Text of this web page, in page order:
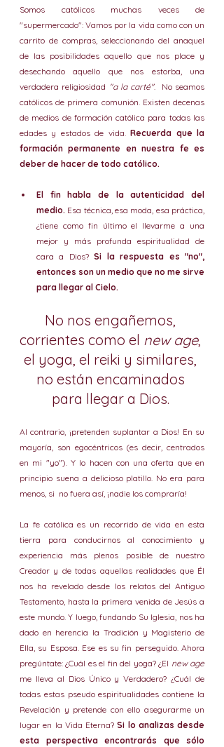
Somos católicos muchas veces de
"supermercado": Vamos por la vida como con un
carrito de compras, seleccionando del anaquel
de las posibilidades aquello que nos place y
desechando aquello que nos estorba, una
verdadera religiosidad "a la carté".  No seamos
católicos de primera comunión. Existen decenas
de medios de formación católica para todas las
edades y estados de vida. Recuerda que la
formación permanente en nuestra fe es
deber de hacer de todo católico.
El fin habla de la autenticidad del
medio. Esa técnica, esa moda, esa práctica,
¿tiene como fin último el llevarme a una
mejor y más profunda espiritualidad de
cara a Dios? Si la respuesta es "no",
entonces son un medio que no me sirve
para llegar al Cielo.
No nos engañemos,
corrientes como el new age,
el yoga, el reiki y similares,
no están encaminados
para llegar a Dios.
Al contrario, ¡pretenden suplantar a Dios! En su
mayoría, son egocéntricos (es decir, centrados
en mi "yo"). Y lo hacen con una oferta que en
principio suena a delicioso platillo. No era para
menos, si  no fuera así, ¡nadie los compraría!
La fe católica es un recorrido de vida en esta
tierra para conducirnos al conocimiento y
experiencia más plenos posible de nuestro
Creador y de todas aquellas realidades que Él
nos ha revelado desde los relatos del Antiguo
Testamento, hasta la primera venida de Jesús a
este mundo. Y luego, fundando Su Iglesia, nos ha
dado en herencia la Tradición y Magisterio de
Ella, su Esposa. Ese es su fin perseguido. Ahora
pregúntate: ¿Cuál es el fin del yoga? ¿El new age
me lleva al Dios Único y Verdadero? ¿Cuál de
todas estas pseudo espiritualidades contiene la
Revelación y pretende con ello asegurarme un
lugar en la Vida Eterna? Si lo analizas desde
esta perspectiva encontrarás que sólo